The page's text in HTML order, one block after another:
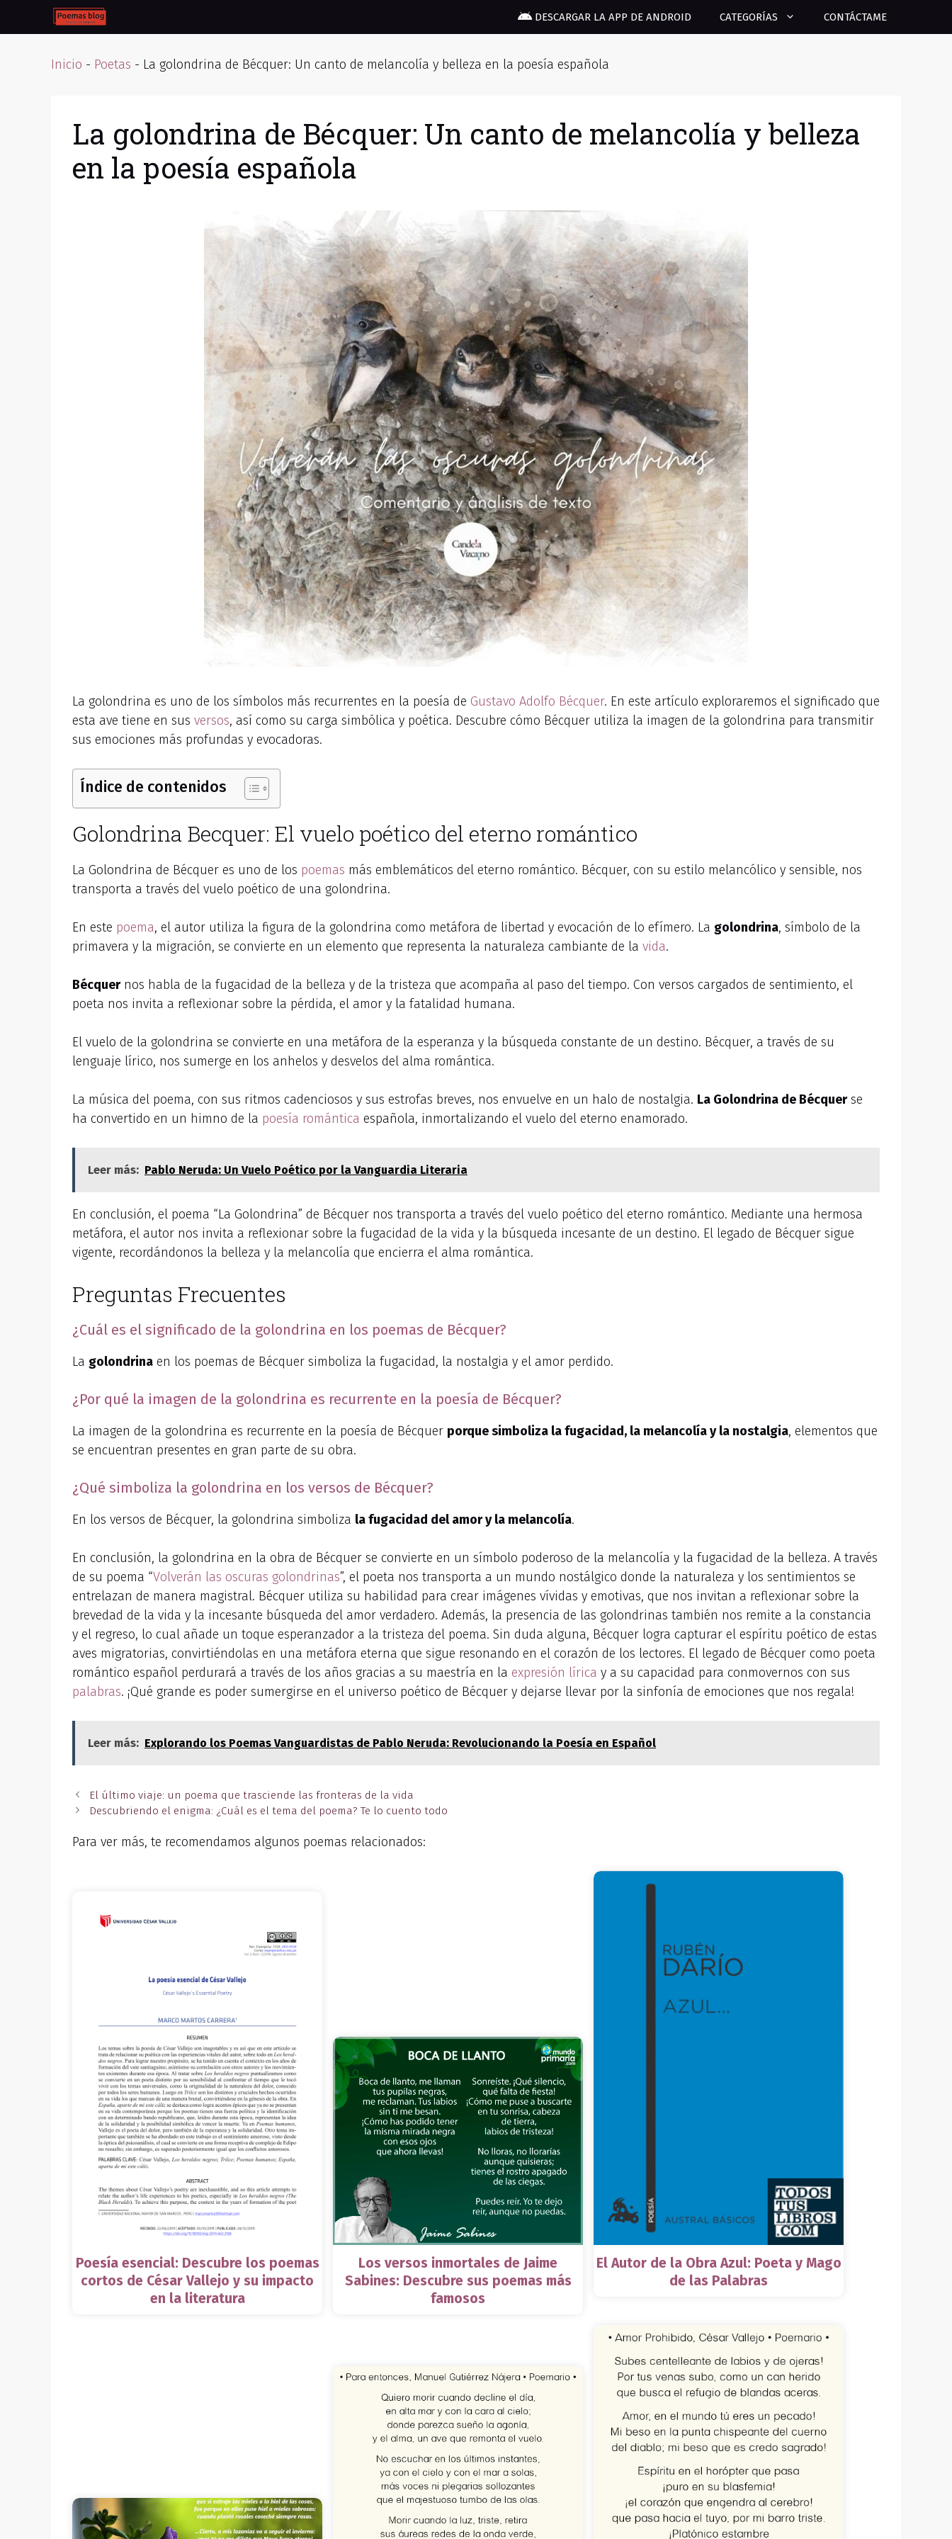
DESCARGAR LA APP DE ANDROID CATEGORÍAS CONTÁCTAME
Inicio - Poetas - La golondrina de Bécquer: Un canto de melancolía y belleza en la poesía española
La golondrina de Bécquer: Un canto de melancolía y belleza
en la poesía española
La golondrina es uno de los símbolos más recurrentes en la poesía de Gustavo Adolfo Bécquer. En este artículo exploraremos el significado que
esta ave tiene en sus versos, así como su carga simbólica y poética. Descubre cómo Bécquer utiliza la imagen de la golondrina para transmitir
sus emociones más profundas y evocadoras.
Índice de contenidos
Golondrina Becquer: El vuelo poético del eterno romántico
La Golondrina de Bécquer es uno de los poemas más emblemáticos del eterno romántico. Bécquer, con su estilo melancólico y sensible, nos
transporta a través del vuelo poético de una golondrina.
En este poema, el autor utiliza la figura de la golondrina como metáfora de libertad y evocación de lo efímero. La golondrina, símbolo de la
primavera y la migración, se convierte en un elemento que representa la naturaleza cambiante de la vida.
Bécquernos habla de la fugacidad de la belleza y de la tristeza que acompaña al paso del tiempo. Con versos cargados de sentimiento, el
poeta nos invita a reflexionar sobre la pérdida, el amor y la fatalidad humana.
El vuelo de la golondrina se convierte en una metáfora de la esperanza y la búsqueda constante de un destino. Bécquer, a través de su
lenguaje lírico, nos sumerge en los anhelos y desvelos del alma romántica.
La música del poema, con sus ritmos cadenciosos y sus estrofas breves, nos envuelve en un halo de nostalgia. La Golondrina de Bécquerse
ha convertido en un himno de la poesía romántica española, inmortalizando el vuelo del eterno enamorado.
Leer más: Pablo Neruda: Un Vuelo Poético por la Vanguardia Literaria
En conclusión, el poema “La Golondrina” de Bécquer nos transporta a través del vuelo poético del eterno romántico. Mediante una hermosa
metáfora, el autor nos invita a reflexionar sobre la fugacidad de la vida y la búsqueda incesante de un destino. El legado de Bécquer sigue
vigente, recordándonos la belleza y la melancolía que encierra el alma romántica.
Preguntas Frecuentes
¿Cuál es el significado de la golondrina en los poemas de Bécquer?
La golondrina en los poemas de Bécquer simboliza la fugacidad, la nostalgia y el amor perdido.
¿Por qué la imagen de la golondrina es recurrente en la poesía de Bécquer?
La imagen de la golondrina es recurrente en la poesía de Bécquer porque simboliza la fugacidad, la melancolía y la nostalgia, elementos que
se encuentran presentes en gran parte de su obra.
¿Qué simboliza la golondrina en los versos de Bécquer?
En los versos de Bécquer, la golondrina simboliza la fugacidad del amor y la melancolía.
En conclusión, la golondrina en la obra de Bécquer se convierte en un símbolo poderoso de la melancolía y la fugacidad de la belleza. A través
de su poema “Volverán las oscuras golondrinas”, el poeta nos transporta a un mundo nostálgico donde la naturaleza y los sentimientos se
entrelazan de manera magistral. Bécquer utiliza su habilidad para crear imágenes vívidas y emotivas, que nos invitan a reflexionar sobre la
brevedad de la vida y la incesante búsqueda del amor verdadero. Además, la presencia de las golondrinas también nos remite a la constancia
y el regreso, lo cual añade un toque esperanzador a la tristeza del poema. Sin duda alguna, Bécquer logra capturar el espíritu poético de estas
aves migratorias, convirtiéndolas en una metáfora eterna que sigue resonando en el corazón de los lectores. El legado de Bécquer como poeta
romántico español perdurará a través de los años gracias a su maestría en la expresión lírica y a su capacidad para conmovernos con sus
palabras. ¡Qué grande es poder sumergirse en el universo poético de Bécquer y dejarse llevar por la sinfonía de emociones que nos regala!
Leer más: Explorando los Poemas Vanguardistas de Pablo Neruda: Revolucionando la Poesía en Español
El último viaje: un poema que trasciende las fronteras de la vida
Descubriendo el enigma: ¿Cuál es el tema del poema? Te lo cuento todo
Para ver más, te recomendamos algunos poemas relacionados:
Poesía esencial: Descubre los poemas
cortos de César Vallejo y su impacto
en la literatura
Los versos inmortales de Jaime
Sabines: Descubre sus poemas más
famosos
El Autor de la Obra Azul: Poeta y Mago
de las Palabras